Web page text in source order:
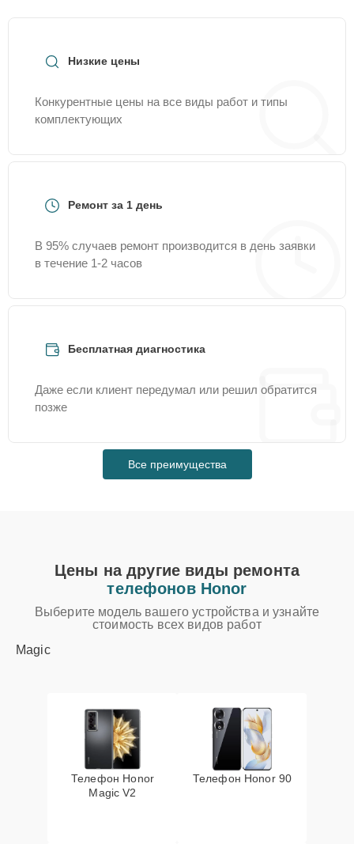
Низкие цены
Конкурентные цены на все виды работ и типы
комплектующих
Ремонт за 1 день
В 95% случаев ремонт производится в день заявки
в течение 1-2 часов
Бесплатная диагностика
Даже если клиент передумал или решил обратится
позже
Все преимущества
Цены на другие виды ремонта
телефонов Honor
Выберите модель вашего устройства и узнайте
стоимость всех видов работ
Magic
Телефон Honor
Magic V2
Телефон Honor 90